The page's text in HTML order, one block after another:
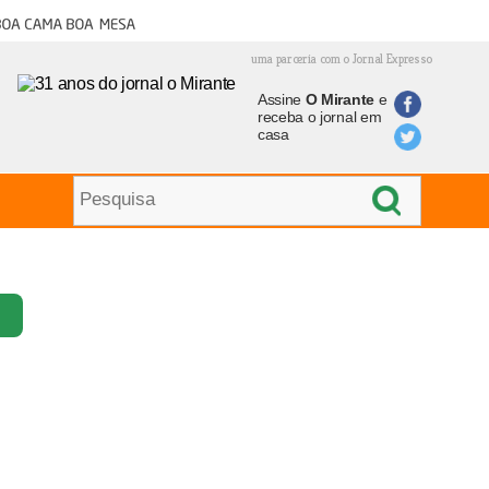
cama boa mesa
uma parceria com o Jornal Expresso
Assine O Mirantee
receba o jornal em
casa